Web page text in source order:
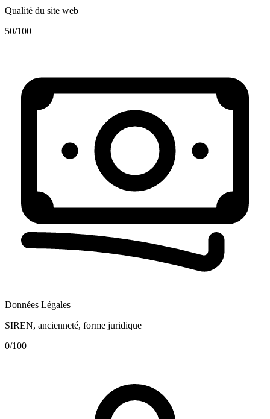
Qualité du site web
50/100
Données Légales
SIREN, ancienneté, forme juridique
0/100